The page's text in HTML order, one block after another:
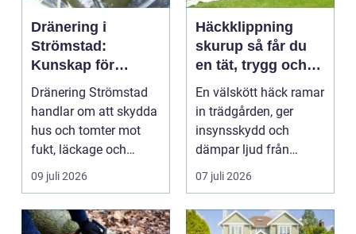
Dränering i
Strömstad:
Kunskap för
tryggare
husgrunder
Dränering Strömstad
handlar om att skydda
hus och tomter mot
fukt, läckage och
l&arin...
09 juli 2026
Häckklippning
skurup så får du
en tät, trygg och
snygg häck året
runt
En välskött häck ramar
in trädgården, ger
insynsskydd och
dämpar ljud från
vägen. Samtidigt kan
häck...
07 juli 2026